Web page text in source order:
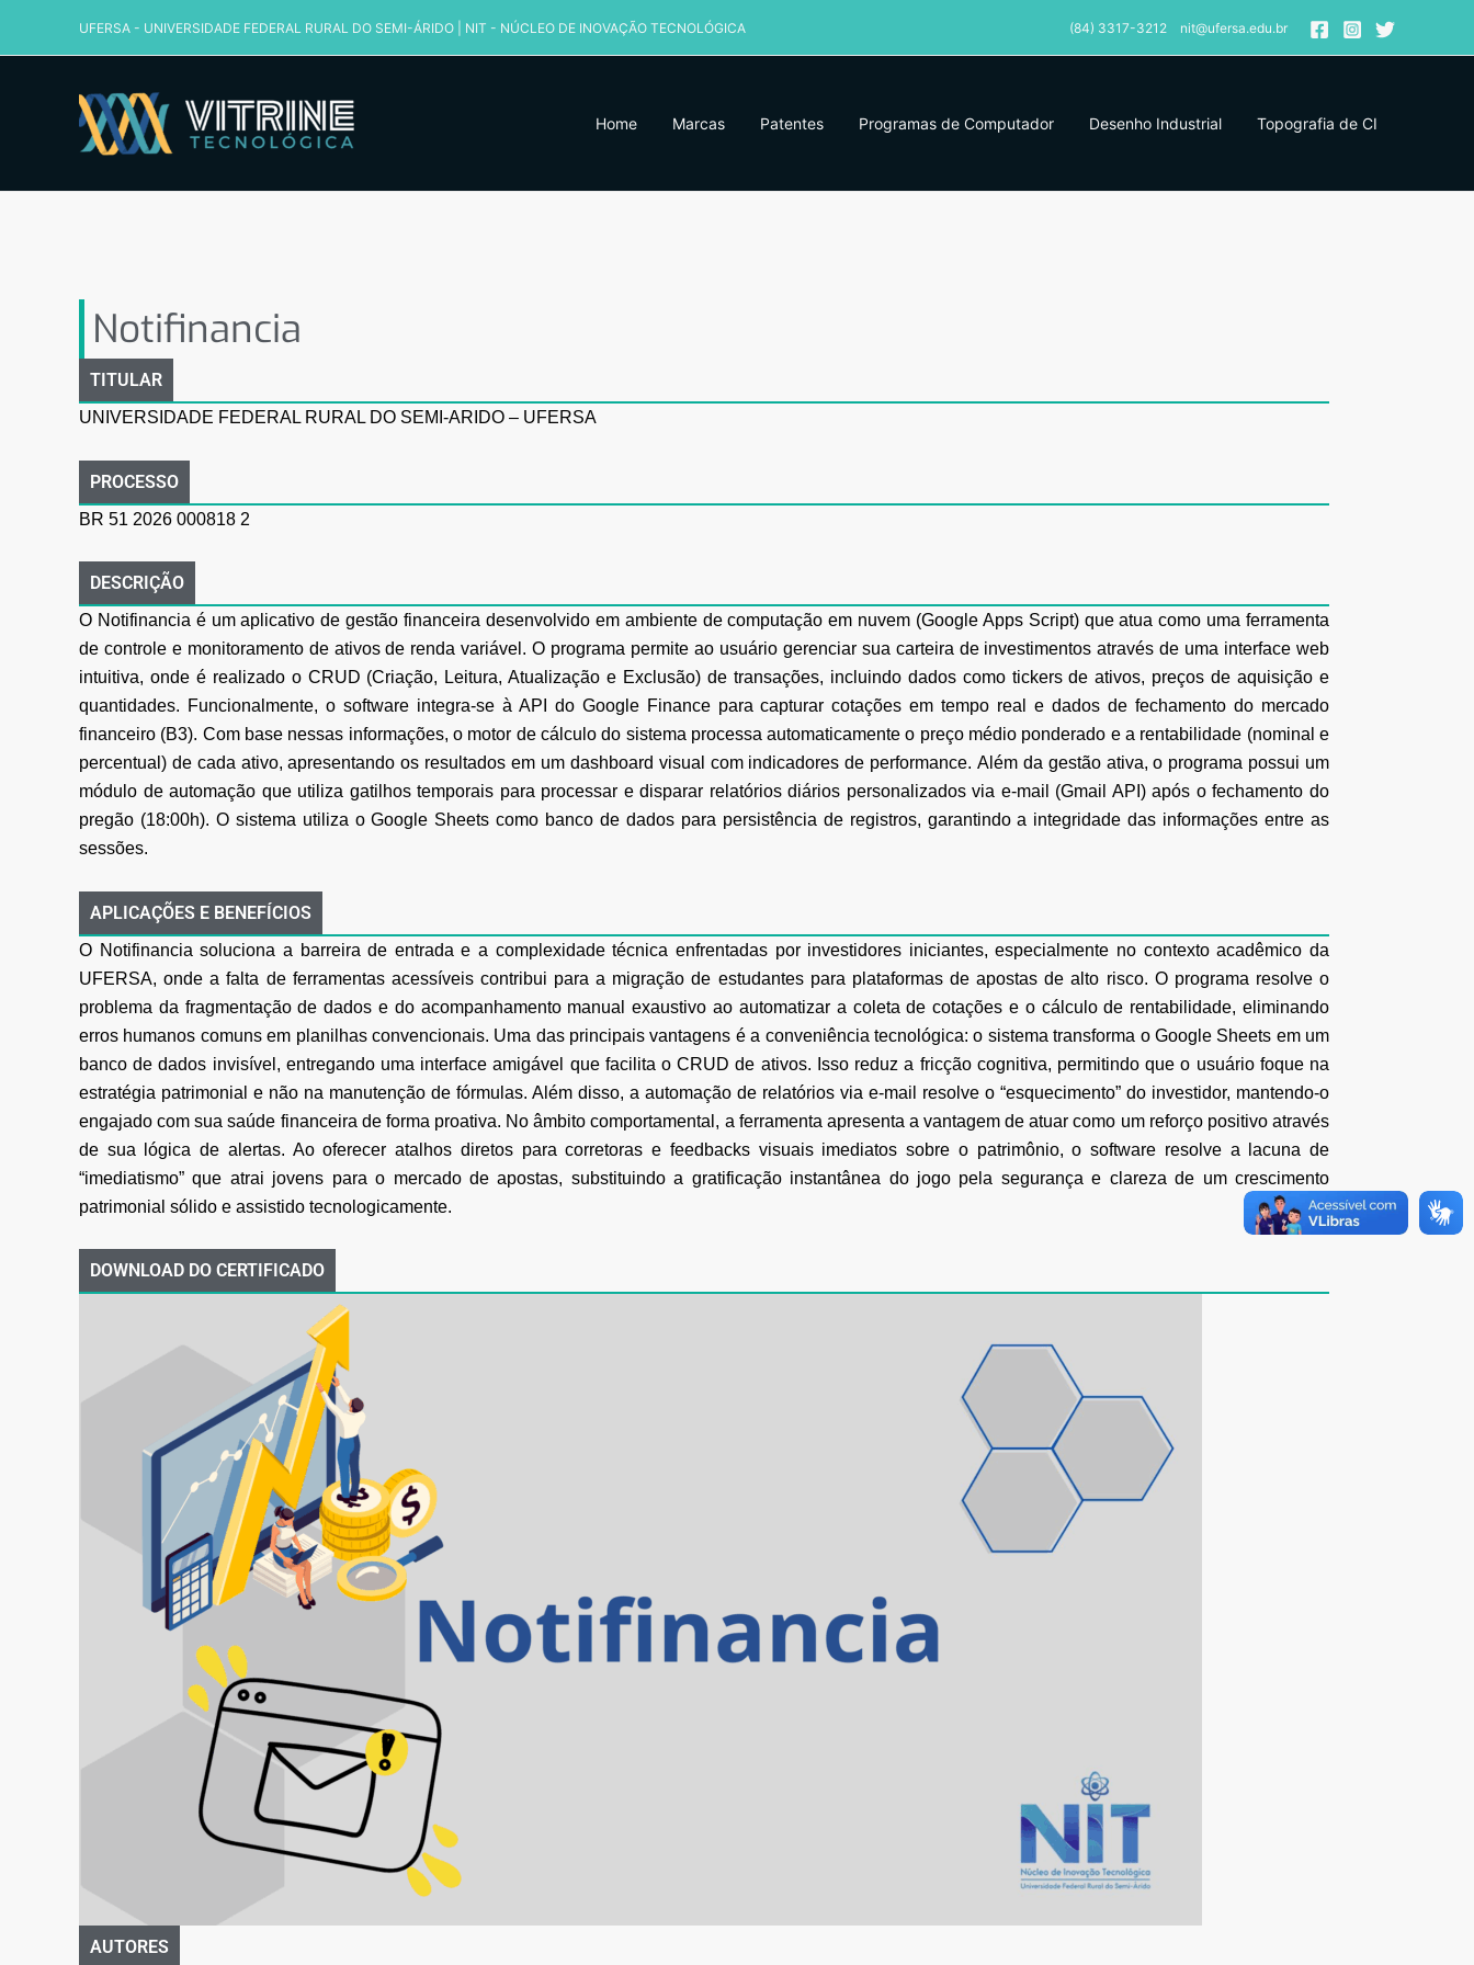
UFERSA - UNIVERSIDADE FEDERAL RURAL DO SEMI-ÁRIDO NIT - NÚCLEO DE INOVAÇÃO TECNOLÓGICA (84) 3317-3212 nit@ufersa.edu.br
Home Marcas Patentes Programas de Computador Desenho Industrial Topografia de CI
Notifinancia
TITULAR
UNIVERSIDADE FEDERAL RURAL DO SEMI-ARIDO – UFERSA
PROCESSO
BR 51 2026 000818 2
DESCRIÇÃO
O Notifinancia é um aplicativo de gestão financeira desenvolvido em ambiente de computação em nuvem (Google Apps Script) que atua como uma ferramenta
de controle e monitoramento de ativos de renda variável. O programa permite ao usuário gerenciar sua carteira de investimentos através de uma interface web
intuitiva, onde é realizado o CRUD (Criação, Leitura, Atualização e Exclusão) de transações, incluindo dados como tickers de ativos, preços de aquisição e
quantidades. Funcionalmente, o software integra-se à API do Google Finance para capturar cotações em tempo real e dados de fechamento do mercado
financeiro (B3). Com base nessas informações, o motor de cálculo do sistema processa automaticamente o preço médio ponderado e a rentabilidade (nominal e
percentual) de cada ativo, apresentando os resultados em um dashboard visual com indicadores de performance. Além da gestão ativa, o programa possui um
módulo de automação que utiliza gatilhos temporais para processar e disparar relatórios diários personalizados via e-mail (Gmail API) após o fechamento do
pregão (18:00h). O sistema utiliza o Google Sheets como banco de dados para persistência de registros, garantindo a integridade das informações entre as
sessões.
APLICAÇÕES E BENEFÍCIOS
O Notifinancia soluciona a barreira de entrada e a complexidade técnica enfrentadas por investidores iniciantes, especialmente no contexto acadêmico da
UFERSA, onde a falta de ferramentas acessíveis contribui para a migração de estudantes para plataformas de apostas de alto risco. O programa resolve o
problema da fragmentação de dados e do acompanhamento manual exaustivo ao automatizar a coleta de cotações e o cálculo de rentabilidade, eliminando
erros humanos comuns em planilhas convencionais. Uma das principais vantagens é a conveniência tecnológica: o sistema transforma o Google Sheets em um
banco de dados invisível, entregando uma interface amigável que facilita o CRUD de ativos. Isso reduz a fricção cognitiva, permitindo que o usuário foque na
estratégia patrimonial e não na manutenção de fórmulas. Além disso, a automação de relatórios via e-mail resolve o “esquecimento” do investidor, mantendo-o
engajado com sua saúde financeira de forma proativa. No âmbito comportamental, a ferramenta apresenta a vantagem de atuar como um reforço positivo através
de sua lógica de alertas. Ao oferecer atalhos diretos para corretoras e feedbacks visuais imediatos sobre o patrimônio, o software resolve a lacuna de
“imediatismo” que atrai jovens para o mercado de apostas, substituindo a gratificação instantânea do jogo pela segurança e clareza de um crescimento
patrimonial sólido e assistido tecnologicamente.
DOWNLOAD DO CERTIFICADO
AUTORES